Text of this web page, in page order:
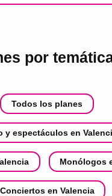
por
Todos los planes
y espectáculos en
Monólogos
Conciertos en Valencia